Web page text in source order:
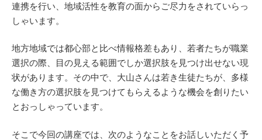
連携を行い、地域活性を教育の面からご尽力をされていらっ
しゃいます。
地方地域では都心部と比べ情報格差もあり、若者たちが職業
選択の際、目の見える範囲でしか選択肢を見つけ出せない現
状があります。その中で、大山さんは若き生徒たちが、多様
な働き方の選択肢を見つけてもらえるような機会を創りたい
とおっしゃっています。
そこで今回の講座では、次のようなことをお話しいただく予